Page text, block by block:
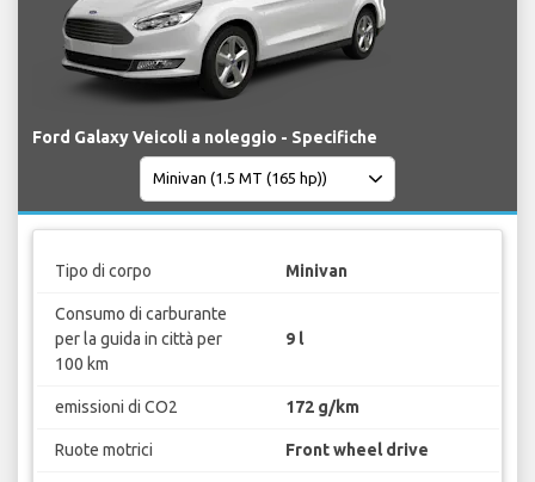
Ford Galaxy Veicoli a noleggio - Specifiche
Tipo di corpo Minivan
Consumo di carburante
per la guida in città per
100 km
9 l
emissioni di CO2 172 g/km
Ruote motrici Front wheel drive